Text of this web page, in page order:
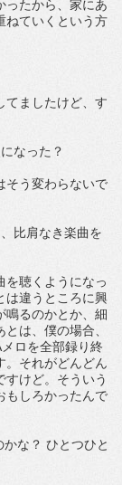
ったから、家にあ
ねていくという方
てましたけど、す
なった？
そう変わらないで
比肩なき楽曲を
を聴くようになっ
は違うところに興
鳴るのかとか、細
は、僕の場合、
ロを全部録り終
。それがどんどん
けど。そういう
もしろかったんで
な？ ひとつひと